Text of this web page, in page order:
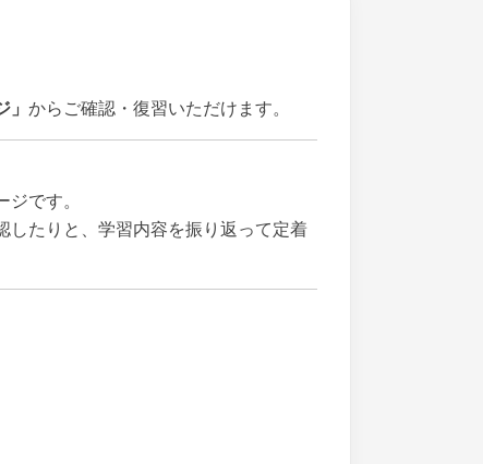
からご確認・復習いただけます。
です。
したりと、学習内容を振り返って定着